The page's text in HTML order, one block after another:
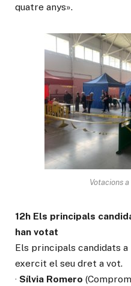
quatre anys».
Votacions a
12h Els principals
han votat
Els principals candidats a
exercit el seu dret a vot.
· Sílvia Romero